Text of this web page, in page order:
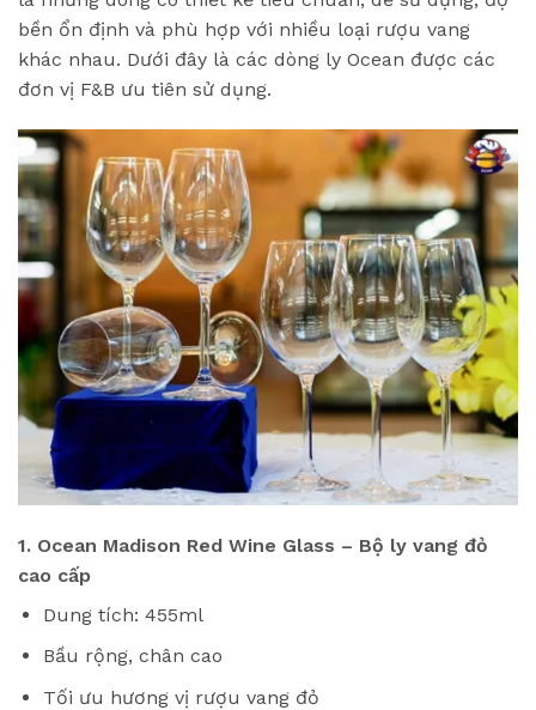
bền ổn định và phù hợp với nhiều loại rượu vang
khác nhau. Dưới đây là các dòng ly Ocean được các
đơn vị F&B ưu tiên sử dụng.
1. Ocean Madison Red Wine Glass – Bộ ly vang đỏ
cao cấp
Dung tích: 455ml
Bầu rộng, chân cao
Tối ưu hương vị rượu vang đỏ